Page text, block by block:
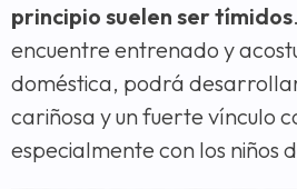
principio suelen ser tímidos
encuentre entrenado y
doméstica, podrá
cariñosa y un fuerte vínculo
especialmente con los niños